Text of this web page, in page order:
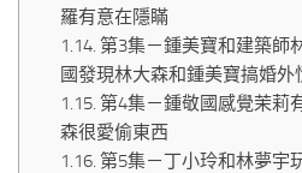
羅有意在隱瞞
第3集－鍾美寶和建築師
國發現林大森和鍾美寶搞婚外
第4集－鍾敬國感覺茉莉
森很愛偷東西
第5集－丁小玲和林夢宇